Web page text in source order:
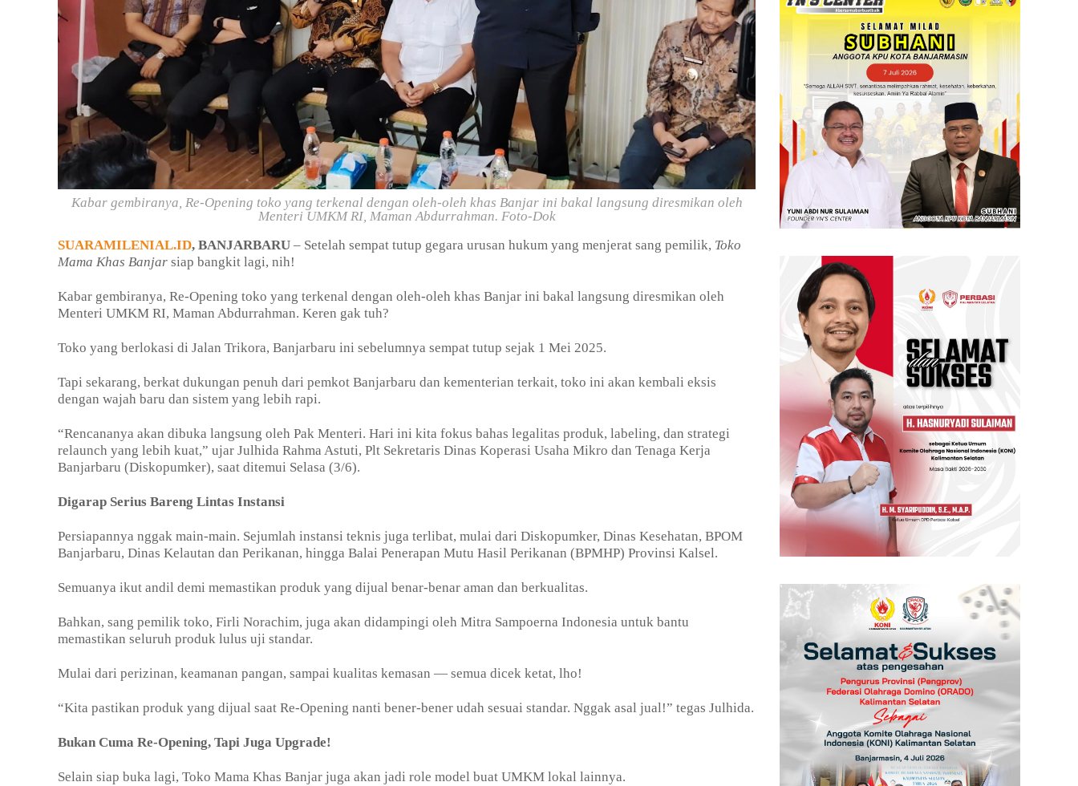
Kabar gembiranya, Re-Opening toko yang terkenal dengan oleh-oleh khas Banjar ini bakal langsung diresmikan oleh
Menteri UMKM RI, Maman Abdurrahman. Foto-Dok
SUARAMILENIAL.ID, BANJARBARU – Setelah sempat tutup gegara urusan hukum yang menjerat sang pemilik, Toko
Mama Khas Banjar siap bangkit lagi, nih!
Kabar gembiranya, Re-Opening toko yang terkenal dengan oleh-oleh khas Banjar ini bakal langsung diresmikan oleh
Menteri UMKM RI, Maman Abdurrahman. Keren gak tuh?
Toko yang berlokasi di Jalan Trikora, Banjarbaru ini sebelumnya sempat tutup sejak 1 Mei 2025.
Tapi sekarang, berkat dukungan penuh dari pemkot Banjarbaru dan kementerian terkait, toko ini akan kembali eksis
dengan wajah baru dan sistem yang lebih rapi.
“Rencananya akan dibuka langsung oleh Pak Menteri. Hari ini kita fokus bahas legalitas produk, labeling, dan strategi
relaunch yang lebih kuat,” ujar Julhida Rahma Astuti, Plt Sekretaris Dinas Koperasi Usaha Mikro dan Tenaga Kerja
Banjarbaru (Diskopumker), saat ditemui Selasa (3/6).
Digarap Serius Bareng Lintas Instansi
Persiapannya nggak main-main. Sejumlah instansi teknis juga terlibat, mulai dari Diskopumker, Dinas Kesehatan, BPOM
Banjarbaru, Dinas Kelautan dan Perikanan, hingga Balai Penerapan Mutu Hasil Perikanan (BPMHP) Provinsi Kalsel.
Semuanya ikut andil demi memastikan produk yang dijual benar-benar aman dan berkualitas.
Bahkan, sang pemilik toko, Firli Norachim, juga akan didampingi oleh Mitra Sampoerna Indonesia untuk bantu
memastikan seluruh produk lulus uji standar.
Mulai dari perizinan, keamanan pangan, sampai kualitas kemasan — semua dicek ketat, lho!
“Kita pastikan produk yang dijual saat Re-Opening nanti bener-bener udah sesuai standar. Nggak asal jual!” tegas Julhida.
Bukan Cuma Re-Opening, Tapi Juga Upgrade!
Selain siap buka lagi, Toko Mama Khas Banjar juga akan jadi role model buat UMKM lokal lainnya.